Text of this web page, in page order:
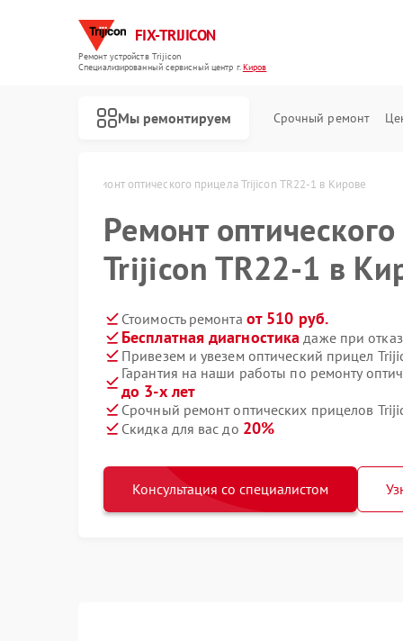
FIX-TRIJICON
Ремонт устройств Trijicon
Специализированный cервисный центр г.Киров
Мы ремонтируем Срочный ремонт
Ремонт оптического прицела Trijicon TR22-1 в Кирове
Ремонт
Trijicon TR22-1 в
Стоимость ремонта от 510 руб.
Бесплатная диагностика даже при
Привезем и увезем оптический прицел
Гарантия на наши работы по ремонту
до 3-х лет
Срочный ремонт оптических прицелов
Скидка для вас до 20%
Консультация со специалистом